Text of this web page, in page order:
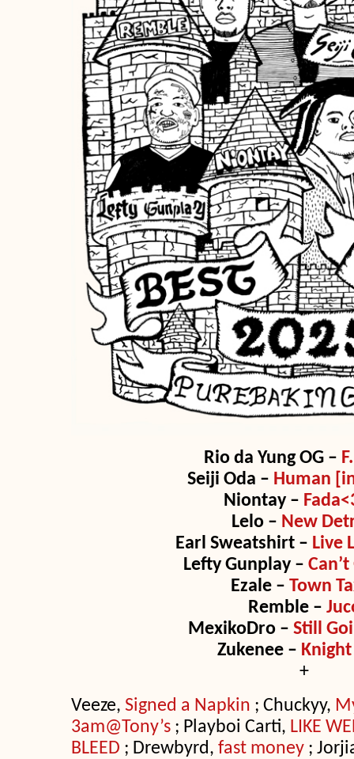
Rio da Yung OG –
Seiji Oda – Human
Niontay –
Lelo – New
Earl Sweatshirt – Live
Lefty Gunplay –
Ezale – Town
Remble –
MexikoDro – Still
Zukenee –
+
Veeze, Signed a Napkin ; Chuckyy,
3am@Tony’s ; Playboi Carti, LIKE
BLEED ; Drewbyrd, fast money ;